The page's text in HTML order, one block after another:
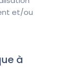
et/ou
à